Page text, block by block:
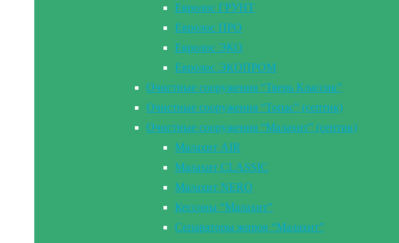
Евролос ГРУНТ
Евролос ПРО
Евролос ЭКО
Евролос ЭКОПРОМ
Очистные сооружения “Тверь Классик”
Очистные сооружения “Топас” (септик)
Очистные сооружения “Малахит” (септик)
Малахит AIR
Малахит CLASSIC
Малахит NERO
Кессоны “Малахит”
Сепараторы жиров “Малахит”